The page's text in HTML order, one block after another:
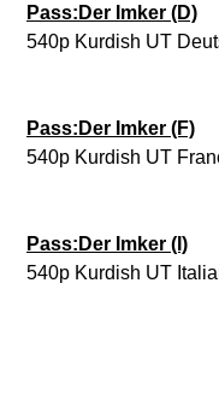
Pass:Der Imker (D)
540p Kurdish UT
Pass:Der Imker (F)
540p Kurdish UT
Pass:Der Imker (I)
540p Kurdish UT